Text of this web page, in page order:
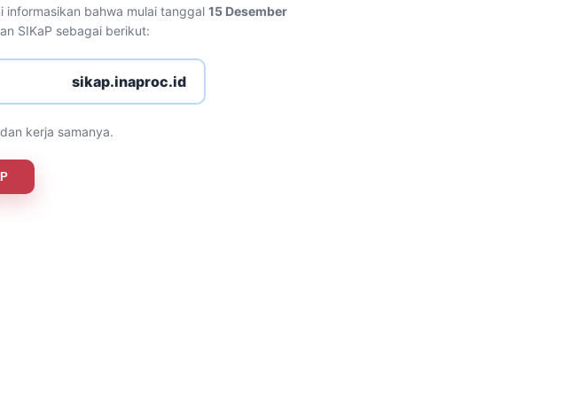
bahwa mulai tanggal 15 Desember
SIKaP sebagai berikut:
sikap.inaproc.id
kerja samanya.